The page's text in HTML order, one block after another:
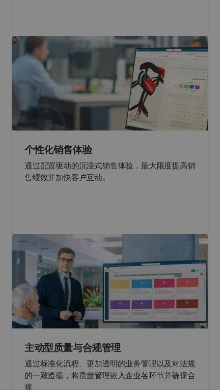
个性化销售体验
通过配置驱动的沉浸式销售体验，最大限度提高销
售绩效并加快客户互动。
主动型质量与合规管理
通过标准化流程、更加透明的业务管理以及对法规
的一致遵循，将质量管理嵌入企业各环节并确保合
规